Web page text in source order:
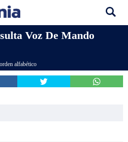
Voz De Mando
alfabético